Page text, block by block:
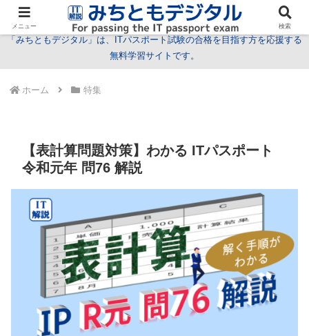
試験情報 学習方法 用語 問題 特集 お問い合わせ
「みちともデジタル」は、ITパスポート試験の合格を目指す方を応援する
無料学習サイトです。
ホーム 特集
【表計算問題対策】わかる ITパスポート
令和元年 問76 解説
メニュー 検索